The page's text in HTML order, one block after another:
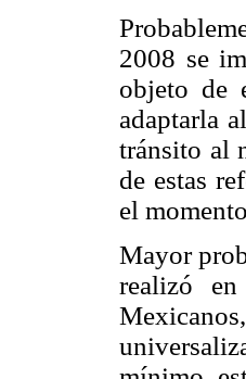
2008 se
objeto de
adaptarla
tránsito al
de estas
el
Mayor
realizó